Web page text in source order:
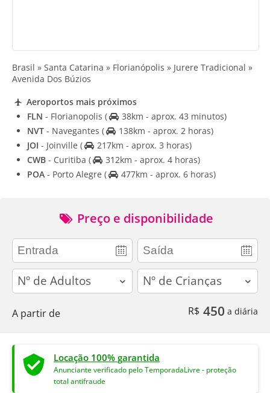
Brasil » Santa Catarina » Florianópolis » Jurere Tradicional »
Avenida Dos Búzios
Aeroportos mais próximos
FLN - Florianopolis (
38km - aprox. 43 minutos)
NVT - Navegantes (
138km - aprox. 2 horas)
JOI - Joinville (
217km - aprox. 3 horas)
CWB - Curitiba (
312km - aprox. 4 horas)
POA - Porto Alegre ( 477km - aprox. 6 horas)
Preço e disponibilidade
adults children
A partir de R$ 450 a diária
Locação 100% garantida
Anunciante verificado pelo TemporadaLivre - proteção
total antifraude